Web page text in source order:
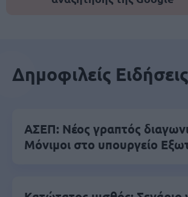
Δημοφιλείς Ειδήσεις
ΑΣΕΠ: Νέος γραπτός
Μόνιμοι στο υπουργείο